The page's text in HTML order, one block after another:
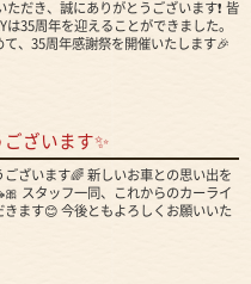
ただき、誠にありがとうございます❗ 皆
は35周年を迎えることができました。
て、35周年感謝祭を開催いたします🎉
ざいます✨
ざいます🌈 新しいお車との思い出を
スタッフ一同、これからのカーライ
ます😊 今後ともよろしくお願いいた